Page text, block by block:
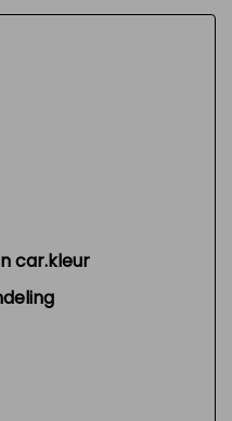
car.kleur